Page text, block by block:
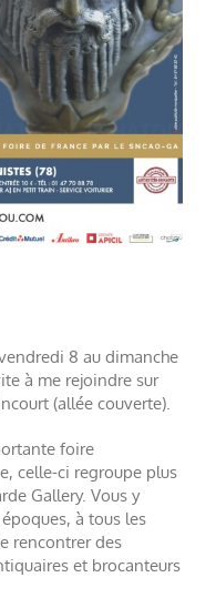
8 au dimanche
à me rejoindre sur
foire
celle-ci regroupe plus
Gallery. Vous y
à tous les
rencontrer des
et brocanteurs